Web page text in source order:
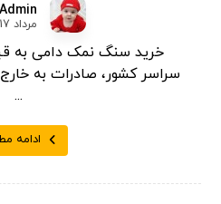
Admin
مرداد 17, 1403
خرید سنگ نمک دامی به
سراسر کشور، صادرات به
...
ادامه